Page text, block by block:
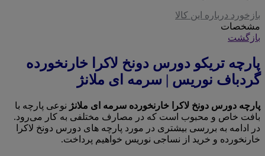
بازخورد درباره این کالا
مشخصات
بازگشت
پارچه تریکو دورس دونخ لاکرا خارنخورده
گردباف نوریس | سرمه ای ملانژ
پارچه دورس دونخ لاکرا خارنخورده سرمه ای ملانژ نوعی پارچه با
بافت خاص و محبوب است که در مصارف مختلفی به کار می‌رود.
در ادامه به بررسی بیشتری در مورد پارچه های دورس دونخ لاکرا
خارنخورده و خرید از نساجی نوریس خواهیم پرداخت.